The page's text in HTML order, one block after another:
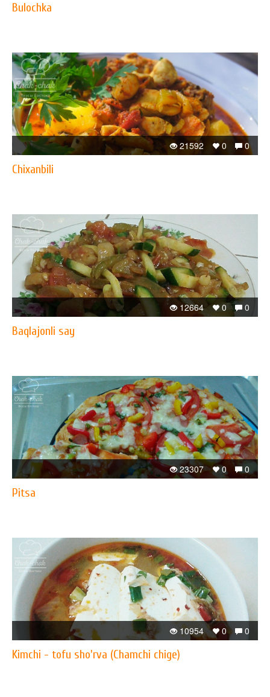
Bulochka
0
0
21592
Chixanbili
0
0
12664
Baqlajonli say
0
0
23307
Pitsa
0
0
10954
Kimchi - tofu sho'rva (Chamchi chige)